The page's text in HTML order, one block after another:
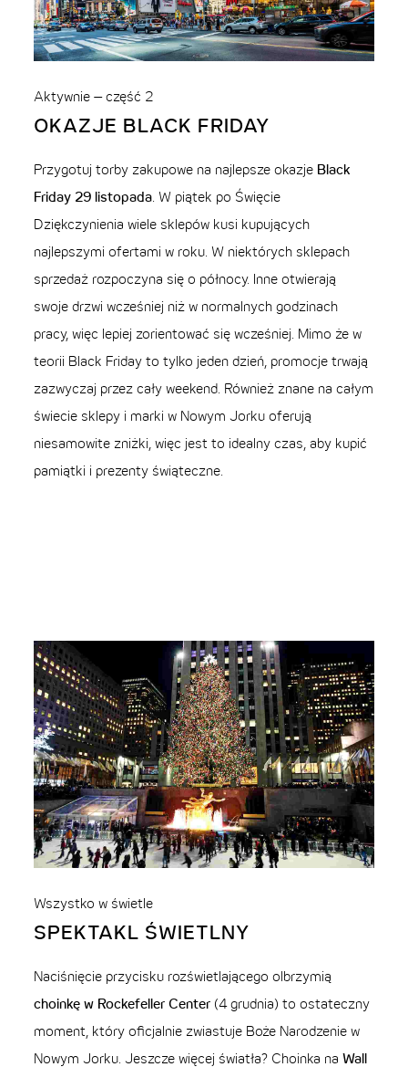
Aktywnie – część 2
OKAZJE BLACK FRIDAY
Przygotuj torby zakupowe na najlepsze okazje Black
Friday 29 listopada. W piątek po Święcie
Dziękczynienia wiele sklepów kusi kupujących
najlepszymi ofertami w roku. W niektórych sklepach
sprzedaż rozpoczyna się o północy. Inne otwierają
swoje drzwi wcześniej niż w normalnych godzinach
pracy, więc lepiej zorientować się wcześniej. Mimo że w
teorii Black Friday to tylko jeden dzień, promocje trwają
zazwyczaj przez cały weekend. Również znane na całym
świecie sklepy i marki w Nowym Jorku oferują
niesamowite zniżki, więc jest to idealny czas, aby kupić
pamiątki i prezenty świąteczne.
Wszystko w świetle
SPEKTAKL ŚWIETLNY
Naciśnięcie przycisku rozświetlającego olbrzymią
choinkę w Rockefeller Center (4 grudnia) to ostateczny
moment, który oficjalnie zwiastuje Boże Narodzenie w
Nowym Jorku. Jeszcze więcej światła? Choinka na Wall